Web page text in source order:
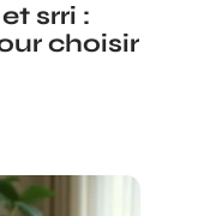
srri :
choisir